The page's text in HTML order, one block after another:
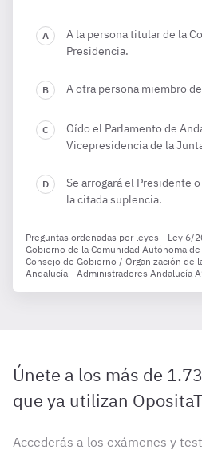
A la persona titular de la
Presidencia.
A otra persona miembro
Oído el Parlamento de
Vicepresidencia de la
Se arrogará el Presidente
la citada suplencia.
Preguntas ordenadas por leyes - Ley 6/
Gobierno de la Comunidad Autónoma
Consejo de Gobierno / Organización de
Andalucía - Administradores Andalucía
Únete a los más de
que ya utilizan
Accederás a los exámenes y